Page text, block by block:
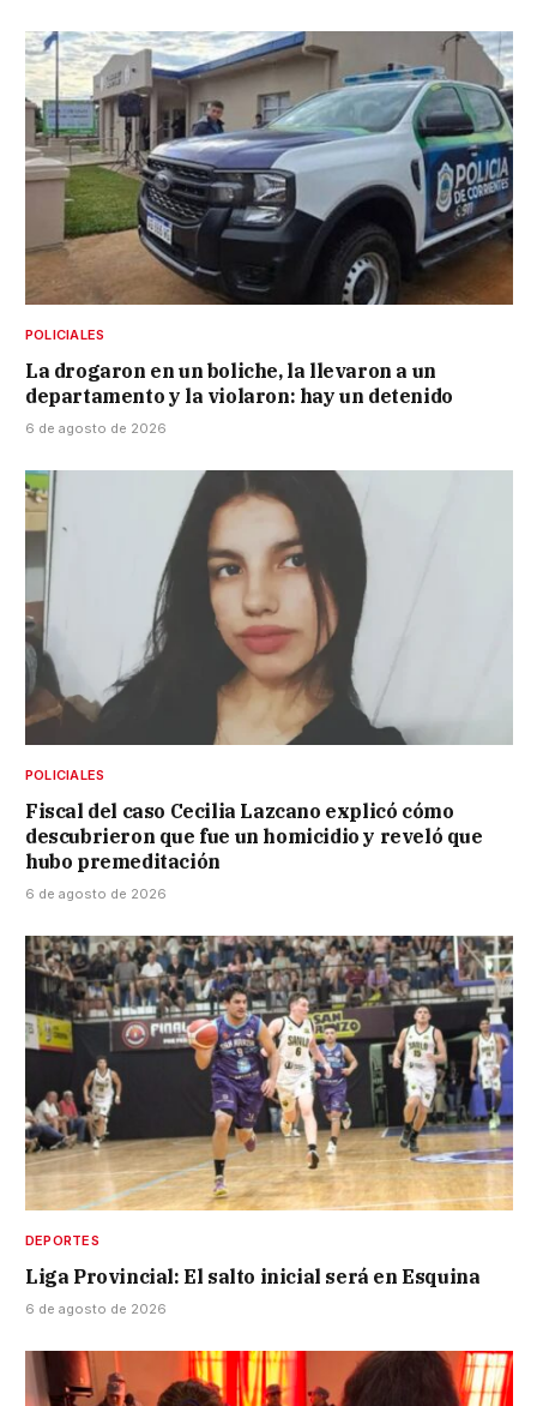
POLICIALES
La drogaron en un boliche, la llevaron a un
departamento y la violaron: hay un detenido
6 de agosto de 2026
POLICIALES
Fiscal del caso Cecilia Lazcano explicó cómo
descubrieron que fue un homicidio y reveló que
hubo premeditación
6 de agosto de 2026
DEPORTES
Liga Provincial: El salto inicial será en Esquina
6 de agosto de 2026